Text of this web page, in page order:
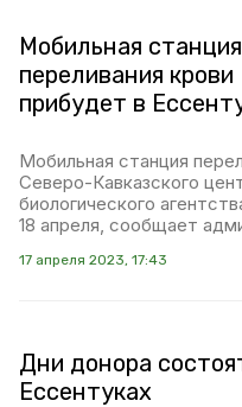
Мобильная станция
переливания крови
прибудет в
Мобильная станция
Северо-Кавказского
биологического
18 апреля, сообщает
17 апреля 2023, 17:43
Дни донора
Ессентуках